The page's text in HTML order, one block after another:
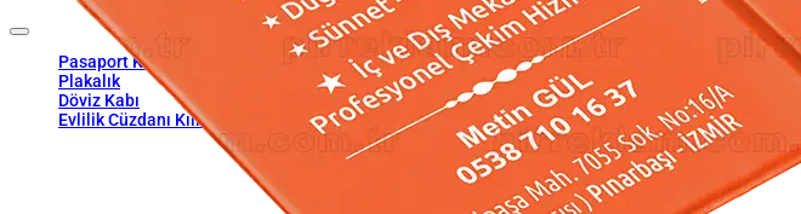
Pasaport Kılıfı
Plakalık
Döviz Kabı
Evlilik Cüzdanı Kılıfı